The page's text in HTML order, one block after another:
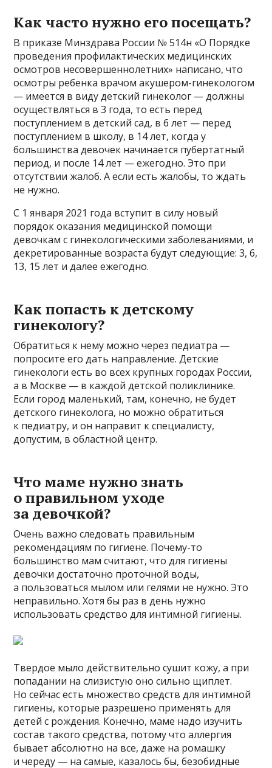
Как часто нужно его посещать?
В приказе Минздрава России № 514н «О Порядке
проведения профилактических медицинских
осмотров несовершеннолетних» написано, что
осмотры ребенка врачом акушером-гинекологом
— имеется в виду детский гинеколог — должны
осуществляться в 3 года, то есть перед
поступлением в детский сад, в 6 лет — перед
поступлением в школу, в 14 лет, когда у
большинства девочек начинается пубертатный
период, и после 14 лет — ежегодно. Это при
отсутствии жалоб. А если есть жалобы, то ждать
не нужно.
С 1 января 2021 года вступит в силу новый
порядок оказания медицинской помощи
девочкам с гинекологическими заболеваниями, и
декретированные возраста будут следующие: 3, 6,
13, 15 лет и далее ежегодно.
Как попасть к детскому
гинекологу?
Обратиться к нему можно через педиатра —
попросите его дать направление. Детские
гинекологи есть во всех крупных городах России,
а в Москве — в каждой детской поликлинике.
Если город маленький, там, конечно, не будет
детского гинеколога, но можно обратиться
к педиатру, и он направит к специалисту,
допустим, в областной центр.
Что маме нужно знать
о правильном уходе
за девочкой?
Очень важно следовать правильным
рекомендациям по гигиене. Почему-то
большинство мам считают, что для гигиены
девочки достаточно проточной воды,
а пользоваться мылом или гелями не нужно. Это
неправильно. Хотя бы раз в день нужно
использовать средство для интимной гигиены.
Твердое мыло действительно сушит кожу, а при
попадании на слизистую оно сильно щиплет.
Но сейчас есть множество средств для интимной
гигиены, которые разрешено применять для
детей с рождения. Конечно, маме надо изучить
состав такого средства, потому что аллергия
бывает абсолютно на все, даже на ромашку
и череду — на самые, казалось бы, безобидные